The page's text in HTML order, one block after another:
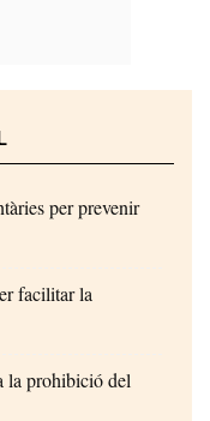
per prevenir
facilitar la
la prohibició del